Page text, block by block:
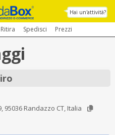
Hai un'attività?
Ritira Spedisci Prezzi
95036 Randazzo CT, Italia